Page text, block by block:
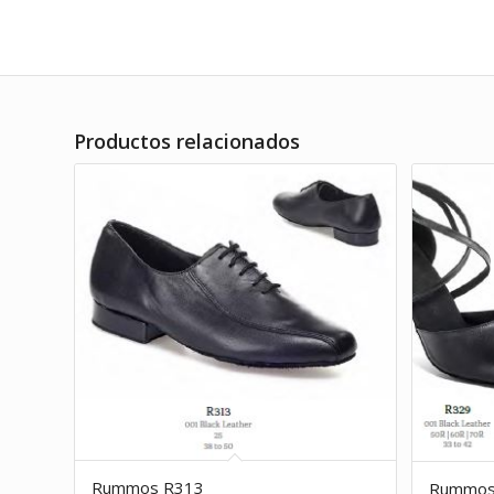
Productos relacionados
Rummos R313